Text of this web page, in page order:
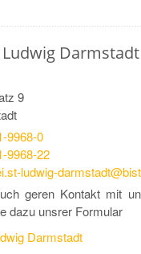
Ludwig Darmstadt
9
9968-0
9968-22
ludwig-
geren Kontakt mit
dazu unsrer Formular
Darmstadt